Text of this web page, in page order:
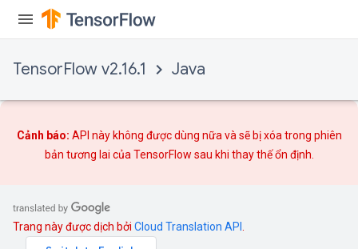
TensorFlow v2.16.1 Java
Cảnh báo: API này không được dùng nữa và sẽ bị xóa trong phiên
bản tương lai của TensorFlow sau khi thay thếổn định.
Trang này được dịch bởi Cloud Translation API